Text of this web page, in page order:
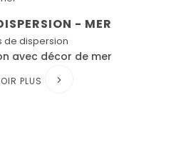
- MER
de dispersion
avec décor de mer
PLUS